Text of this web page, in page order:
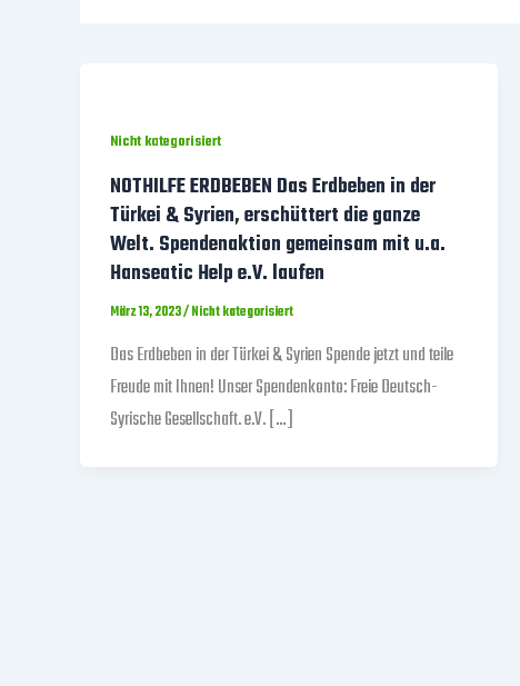
Nicht kategorisiert
NOTHILFE ERDBEBEN Das Erdbeben in der
Türkei & Syrien, erschüttert die ganze
Welt. Spendenaktion gemeinsam mit u.a.
Hanseatic Help e.V. laufen
März 13, 2023/Nicht kategorisiert
Das Erdbeben in der Türkei & Syrien Spende jetzt und teile
Freude mit Ihnen! Unser Spendenkonto: Freie Deutsch-
Syrische Gesellschaft. e.V. […]